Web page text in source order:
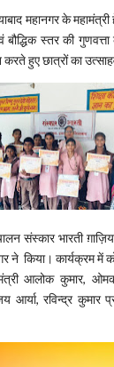
महानगर के
स्तर की
करते हुए छात्रों का
संस्कार भारती
ने किया। कार्यक्रम में
आलोक कुमार,
आर्या, रविन्द्र कुमार